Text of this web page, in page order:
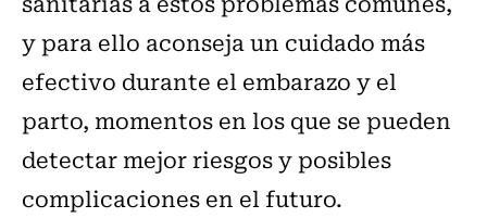
y para ello aconseja un cuidado más
efectivo durante el embarazo y el
parto, momentos en los que se pueden
detectar mejor riesgos y posibles
complicaciones en el futuro.